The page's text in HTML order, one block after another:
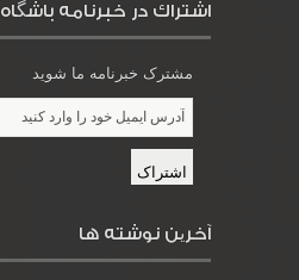
اشتراك در خبرنامه باشگاه
مشترک خبرنامه ما شوید
آخرین نوشته ها